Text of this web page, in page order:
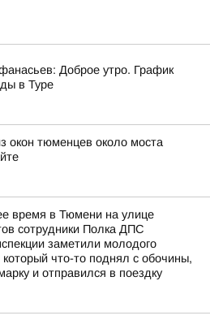
Доброе утро. График
в Туре
окон тюменцев около моста
время в Тюмени на улице
сотрудники Полка ДПС
заметили молодого
который что-то поднял с обочины,
и отправился в поездку